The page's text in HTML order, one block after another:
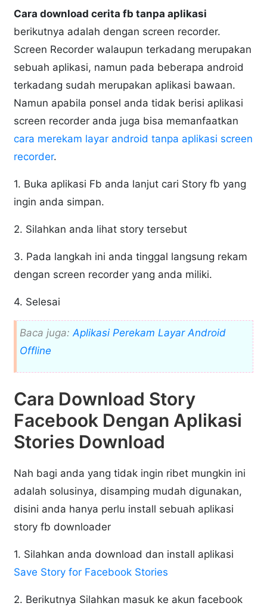
Cara download cerita fb tanpa aplikasi
berikutnya adalah dengan screen recorder.
Screen Recorder walaupun terkadang merupakan
sebuah aplikasi, namun pada beberapa android
terkadang sudah merupakan aplikasi bawaan.
Namun apabila ponsel anda tidak berisi aplikasi
screen recorder anda juga bisa memanfaatkan
cara merekam layar android tanpa aplikasi screen
recorder.
1. Buka aplikasi Fb anda lanjut cari Story fb yang
ingin anda simpan.
2. Silahkan anda lihat story tersebut
3. Pada langkah ini anda tinggal langsung rekam
dengan screen recorder yang anda miliki.
4. Selesai
Baca juga:Aplikasi Perekam Layar Android
Offline
Cara Download Story
Facebook Dengan Aplikasi
Stories Download
Nah bagi anda yang tidak ingin ribet mungkin ini
adalah solusinya, disamping mudah digunakan,
disini anda hanya perlu install sebuah aplikasi
story fb downloader
1. Silahkan anda download dan install aplikasi
Save Story for Facebook Stories
2. Berikutnya Silahkan masuk ke akun facebook